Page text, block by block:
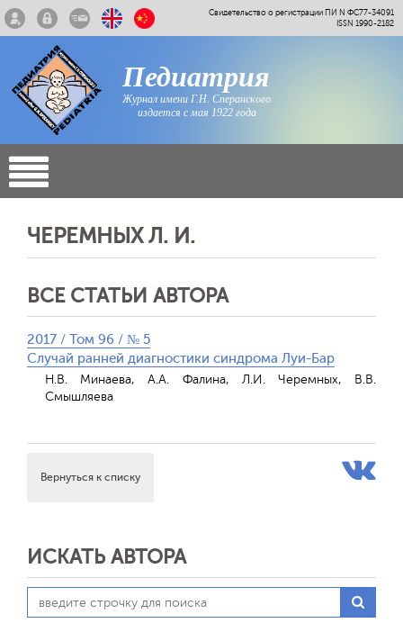
Свидетельство о регистрации ПИ N ФС77-34091
ISSN 1990-2182
Педиатрия
Журнал имени Г.Н. Сперанского
издается с мая 1922 года
ЧЕРЕМНЫХ Л. И.
ВСЕ СТАТЬИ АВТОРА
2017 / Том 96 / № 5
Случай ранней диагностики синдрома Луи-Бар
Н.В. Минаева, А.А. Фалина, Л.И. Черемных, В.В.
Смышляева
Вернуться к списку
ИСКАТЬ АВТОРА